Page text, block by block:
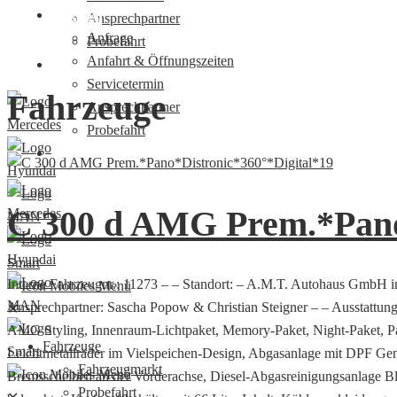
Ansprechpartner
Probefahrt
Nutzfahrzeugzentrum
✕
Fahrzeuge
Fahrzeugmarkt
Probefahrt
Kontakt
Anfrage
Anfahrt & Öffnungszeiten
Servicetermin
Ansprechpartner
Probefahrt
Fahrzeuge
C 300 d AMG
Interne Fahrzeugnr.: 11273 – – Standort: – A.M.T. Autohaus
Ansprechpartner: Sascha Popow & Christian Steigner – –
AMG Styling, Innenraum-Lichtpaket, Memory-Paket, Night-Paket,
Leichtmetallräder im Vielspeichen-Design, Abgasanlage mit DPF
Bremsscheiben an der Vorderachse, Diesel-